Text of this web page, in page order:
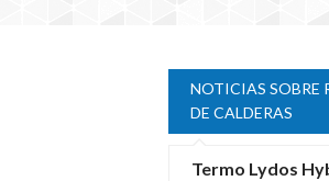
NOTICIAS SOBRE
DE CALDERAS
Termo Lydos